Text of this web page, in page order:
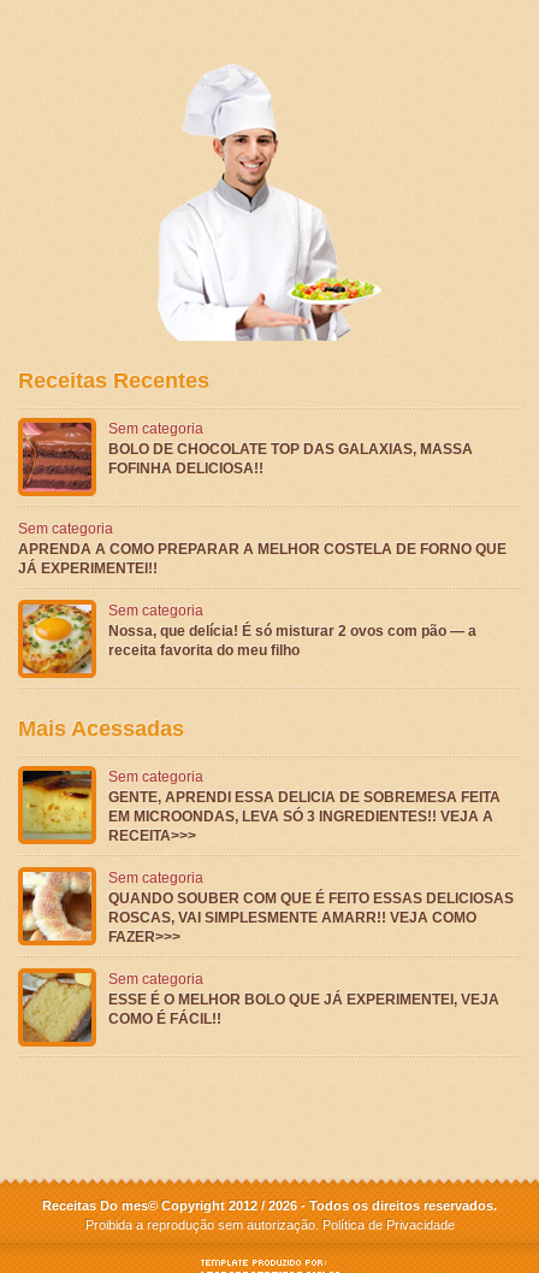
Receitas Recentes
Sem categoria
BOLO DE CHOCOLATE TOP DAS GALAXIAS, MASSA
FOFINHA DELICIOSA!!
Sem categoria
APRENDA A COMO PREPARAR A MELHOR COSTELA DE FORNO QUE
JÁ EXPERIMENTEI!!
Sem categoria
Nossa, que delícia! É só misturar 2 ovos com pão — a
receita favorita do meu filho
Mais Acessadas
Sem categoria
GENTE, APRENDI ESSA DELICIA DE SOBREMESA FEITA
EM MICROONDAS, LEVA SÓ 3 INGREDIENTES!! VEJA A
RECEITA>>>
Sem categoria
QUANDO SOUBER COM QUE É FEITO ESSAS DELICIOSAS
ROSCAS, VAI SIMPLESMENTE AMARR!! VEJA COMO
FAZER>>>
Sem categoria
ESSE É O MELHOR BOLO QUE JÁ EXPERIMENTEI, VEJA
COMO É FÁCIL!!
Receitas Do mes© Copyright 2012 / 2026 - Todos os direitos reservados.
Proibida a reprodução sem autorização. Política de Privacidade